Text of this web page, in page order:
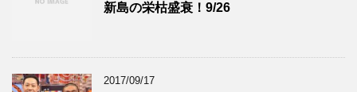
新島の栄枯盛衰！9/26
2017/09/17